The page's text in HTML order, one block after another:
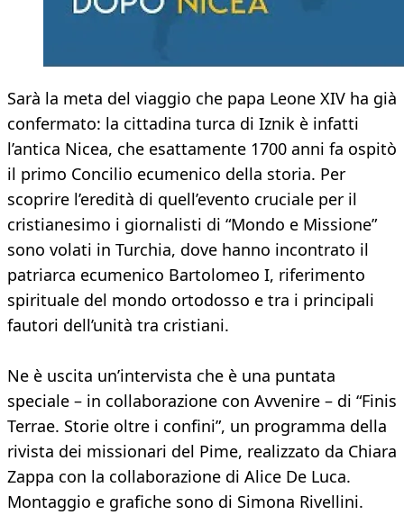
Sarà la meta del viaggio che papa Leone XIV ha già
confermato: la cittadina turca di Iznik è infatti
l’antica Nicea, che esattamente 1700 anni fa ospitò
il primo Concilio ecumenico della storia. Per
scoprire l’eredità di quell’evento cruciale per il
cristianesimo i giornalisti di “Mondo e Missione”
sono volati in Turchia, dove hanno incontrato il
patriarca ecumenico Bartolomeo I, riferimento
spirituale del mondo ortodosso e tra i principali
fautori dell’unità tra cristiani.
Ne è uscita un’intervista che è una puntata
speciale – in collaborazione con Avvenire – di “Finis
Terrae. Storie oltre i confini”, un programma della
rivista dei missionari del Pime, realizzato da Chiara
Zappa con la collaborazione di Alice De Luca.
Montaggio e grafiche sono di Simona Rivellini.